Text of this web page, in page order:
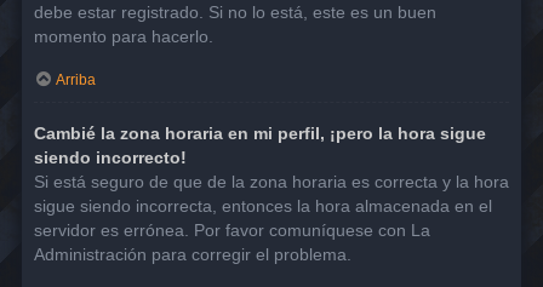
debe estar registrado. Si no lo está, este es un buen
momento para hacerlo.
Arriba
Cambié la zona horaria en mi perfil, ¡pero la hora sigue
siendo incorrecto!
Si está seguro de que de la zona horaria es correcta y la hora
sigue siendo incorrecta, entonces la hora almacenada en el
servidor es errónea. Por favor comuníquese con La
Administración para corregir el problema.